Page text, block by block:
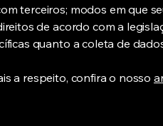
terceiros; modos em que
de acordo com a
quanto a coleta de
a respeito, confira o nosso